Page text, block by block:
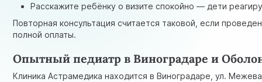
Расскажите ребёнку о визите спокойно — дети
Повторная консультация считается таковой, если
полной оплаты.
Опытный педиатр в Виноградаре и
Клиника Астрамедика находится в Виноградаре, ул.